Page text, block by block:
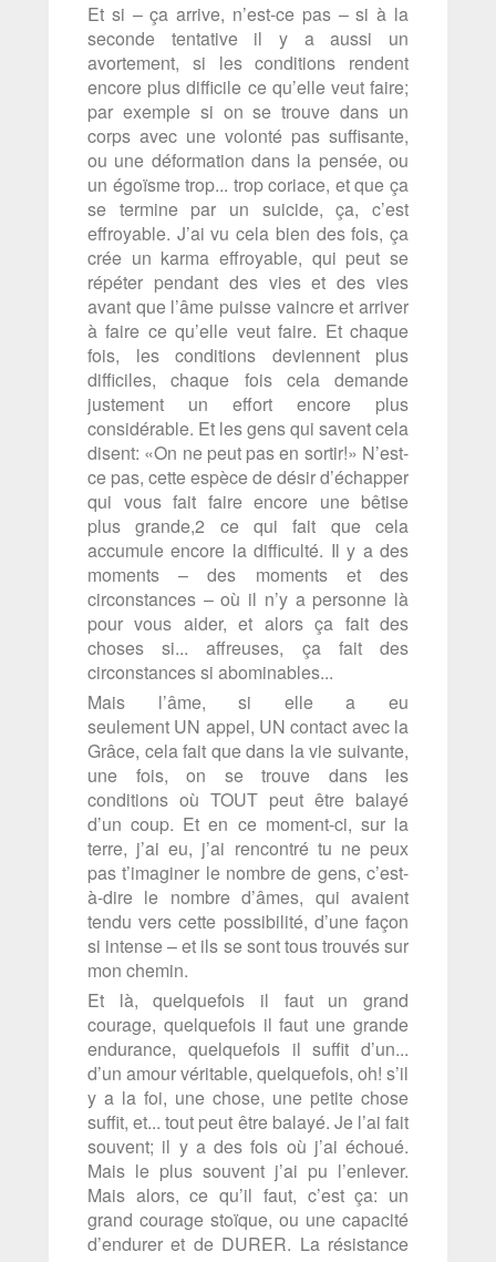
Et si – ça arrive, n’est-ce pas – si à la
seconde tentative il y a aussi un
avortement, si les conditions rendent
encore plus difficile ce qu’elle veut faire;
par exemple si on se trouve dans un
corps avec une volonté pas suffisante,
ou une déformation dans la pensée, ou
un égoïsme trop... trop coriace, et que ça
se termine par un suicide, ça, c’est
effroyable. J’ai vu cela bien des fois, ça
crée un karma effroyable, qui peut se
répéter pendant des vies et des vies
avant que l’âme puisse vaincre et arriver
à faire ce qu’elle veut faire. Et chaque
fois, les conditions deviennent plus
difficiles, chaque fois cela demande
justement un effort encore plus
considérable. Et les gens qui savent cela
disent: «On ne peut pas en sortir!» N’est-
ce pas, cette espèce de désir d’échapper
qui vous fait faire encore une bêtise
plus grande,2 ce qui fait que cela
accumule encore la difficulté. Il y a des
moments – des moments et des
circonstances – où il n’y a personne là
pour vous aider, et alors ça fait des
choses si... affreuses, ça fait des
circonstances si abominables...
Mais l’âme, si elle a eu
seulement UN appel, UN contact avec la
Grâce, cela fait que dans la vie suivante,
une fois, on se trouve dans les
conditions où TOUT peut être balayé
d’un coup. Et en ce moment-ci, sur la
terre, j’ai eu, j’ai rencontré tu ne peux
pas t’imaginer le nombre de gens, c’est-
à-dire le nombre d’âmes, qui avaient
tendu vers cette possibilité, d’une façon
si intense – et ils se sont tous trouvés sur
mon chemin.
Et là, quelquefois il faut un grand
courage, quelquefois il faut une grande
endurance, quelquefois il suffit d’un...
d’un amour véritable, quelquefois, oh! s’il
y a la foi, une chose, une petite chose
suffit, et... tout peut être balayé. Je l’ai fait
souvent; il y a des fois où j’ai échoué.
Mais le plus souvent j’ai pu l’enlever.
Mais alors, ce qu’il faut, c’est ça: un
grand courage stoïque, ou une capacité
d’endurer et de DURER. La résistance